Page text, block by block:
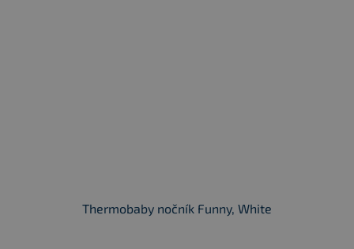
Thermobaby nočník Funny, White